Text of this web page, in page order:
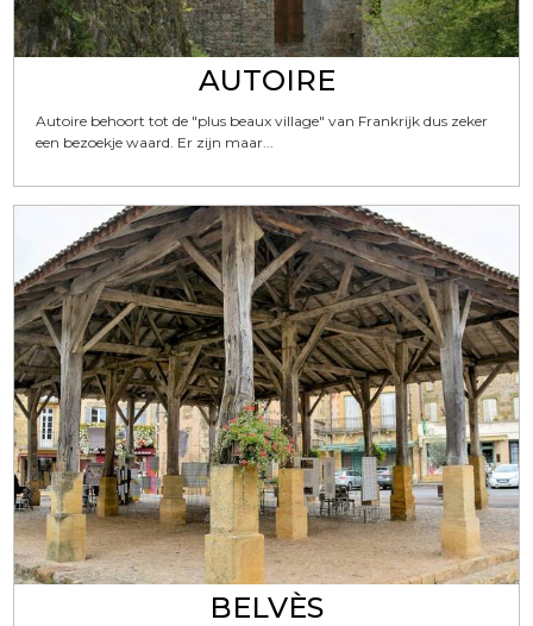
AUTOIRE
Autoire behoort tot de "plus beaux village" van Frankrijk dus zeker
een bezoekje waard. Er zijn maar...
BELVÈS